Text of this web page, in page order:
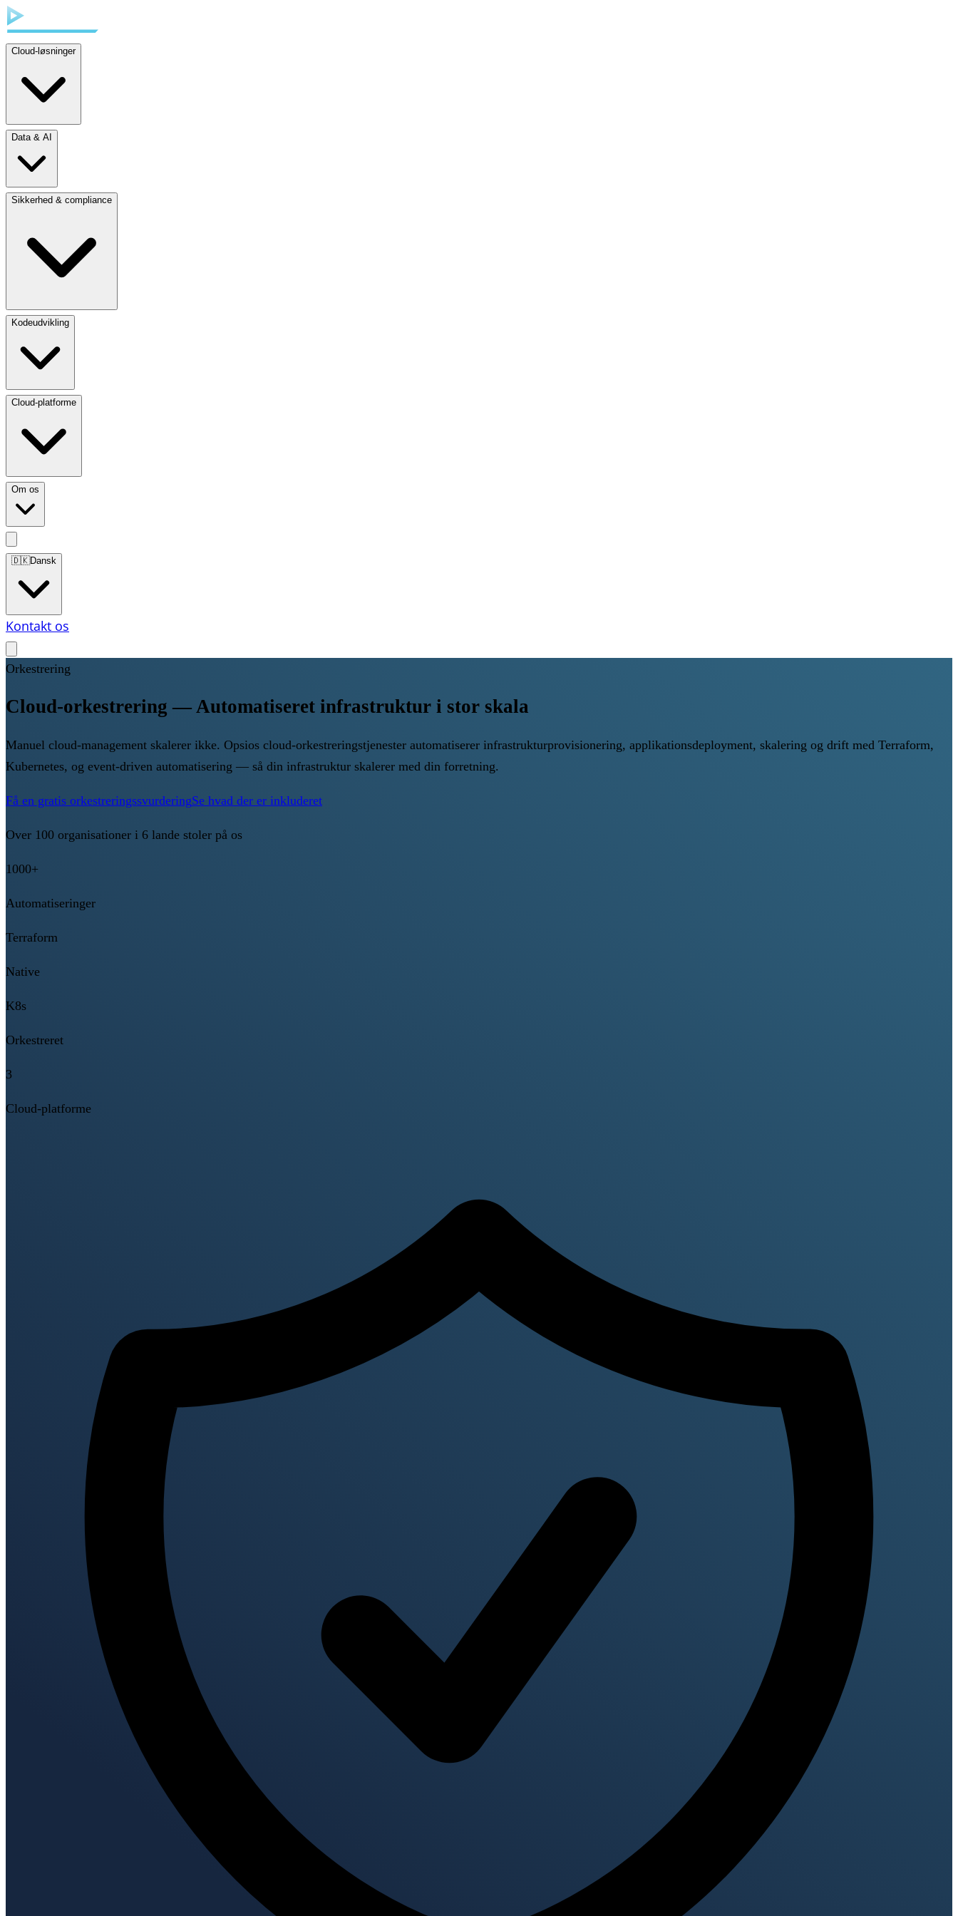
Cloud-løsninger
Data & AI
Sikkerhed & compliance
Kodeudvikling
Cloud-platforme
Om os
🇩🇰Dansk
Kontakt os
Orkestrering
Cloud-orkestrering — Automatiseret infrastruktur i stor skala
Manuel cloud-management skalerer ikke. Opsios cloud-orkestreringstjenester automatiserer infrastrukturprovisionering, applikationsdeployment, skalering og drift med Terraform,
Kubernetes, og event-driven automatisering — så din infrastruktur skalerer med din forretning.
Få en gratis orkestreringssvurderingSe hvad der er inkluderet
Over 100 organisationer i 6 lande stoler på os
1000+
Automatiseringer
Terraform
Native
K8s
Orkestreret
3
Cloud-platforme